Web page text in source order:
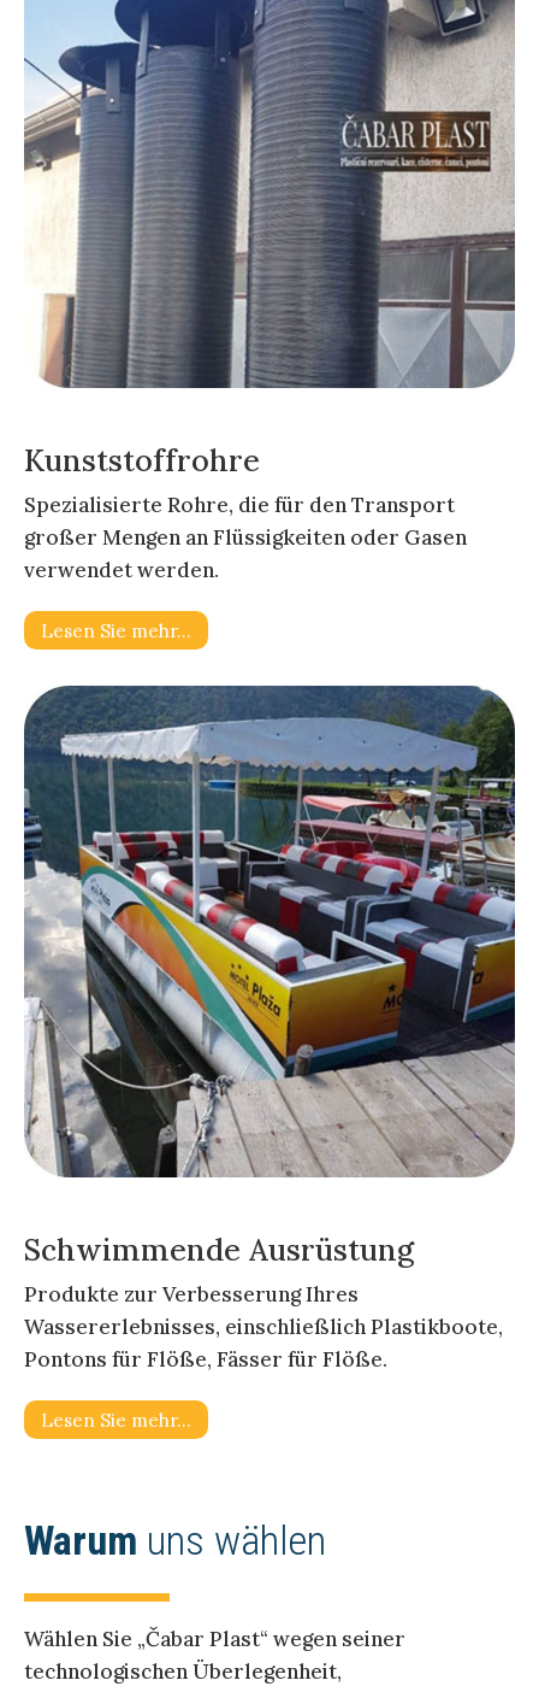
Kunststoffrohre
Spezialisierte Rohre, die für den Transport
großer Mengen an Flüssigkeiten oder Gasen
verwendet werden.
Lesen Sie mehr…
Schwimmende Ausrüstung
Produkte zur Verbesserung Ihres
Wassererlebnisses, einschließlich Plastikboote,
Pontons für Flöße, Fässer für Flöße.
Lesen Sie mehr…
Warum uns wählen
Wählen Sie „Čabar Plast“ wegen seiner
technologischen Überlegenheit,